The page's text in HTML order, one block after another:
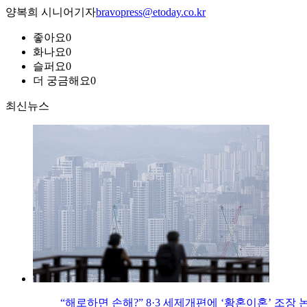
양복희 시니어기자bravopress@etoday.co.kr
좋아요0
화나요0
슬퍼요0
더 궁금해요0
최신뉴스
“해로하면 손해?” 8·3 세제개편에 ‘황혼이혼’ 조장